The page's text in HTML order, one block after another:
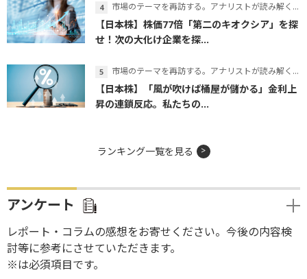
市場のテーマを再訪する。アナリストが読み解くテーマの本質
【日本株】株価77倍「第二のキオクシア」を探
せ！次の大化け企業を探...
市場のテーマを再訪する。アナリストが読み解くテーマの本質
【日本株】「風が吹けば桶屋が儲かる」金利上
昇の連鎖反応。私たちの...
ランキング一覧を見る
アンケート
レポート・コラムの感想をお寄せください。今後の内容検
討等に参考にさせていただきます。
※は必須項目です。